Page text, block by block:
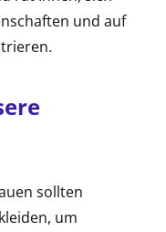
und auf
sollten
um